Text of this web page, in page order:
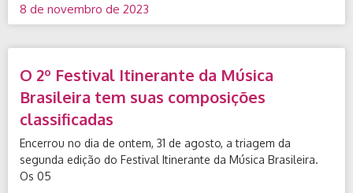
8 de novembro de 2023
O 2º Festival Itinerante da Música
Brasileira tem suas composições
classificadas
Encerrou no dia de ontem, 31 de agosto, a triagem da
segunda edição do Festival Itinerante da Música Brasileira.
Os 05